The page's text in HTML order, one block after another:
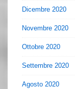
Dicembre 2020
Novembre 2020
Ottobre 2020
Settembre 2020
Agosto 2020